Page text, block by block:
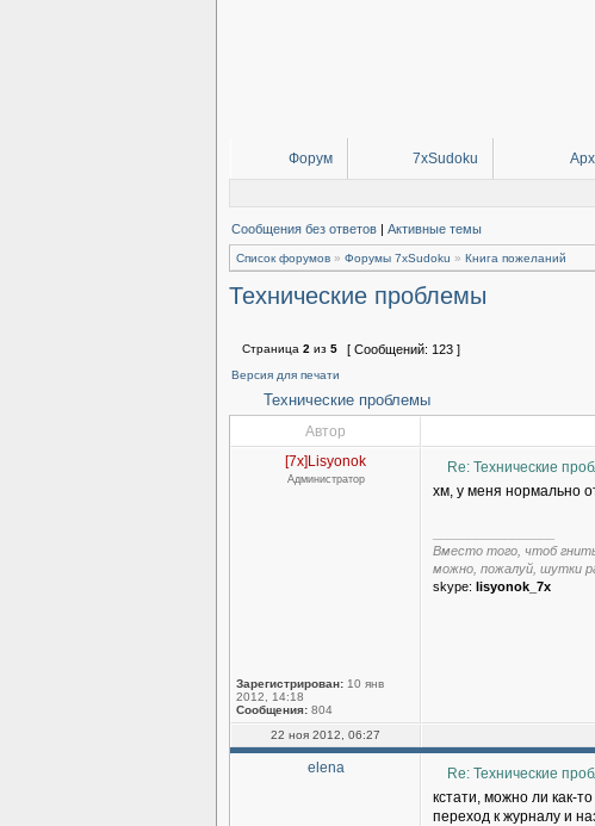
Форум 7xSudoku
Сообщения без ответов | Активные темы
Список форумов » Форумы 7xSudoku » Книга пожеланий
Технические проблемы
Страница 2 из 5 [ Сообщений: 123 ]
Версия для печати
Технические проблемы
Автор
[7x]Lisyonok
Администратор
Зарегистрирован: 10 янв
2012, 14:18
Сообщения: 804
Re: Технические
хм, у меня нормально
Вместо того, чтоб
можно, пожалуй, шутки
skype: lisyonok_7x
22 ноя 2012, 06:27
elena
Re: Технические
кстати, можно ли как-
переход к журналу и